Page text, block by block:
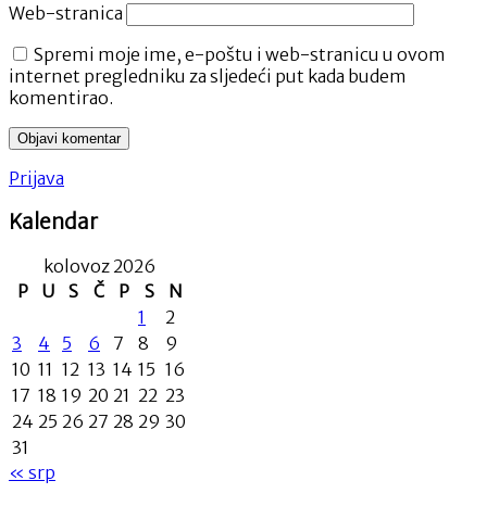
Web-stranica
Spremi moje ime, e-poštu i web-stranicu u ovom
internet pregledniku za sljedeći put kada budem
komentirao.
Prijava
Kalendar
kolovoz 2026
P
U S Č P S
N
1
2
3
4 5 6 7 8
9
10 11 12 13 14 15 16
17 18 19 20 21 22 23
24 25 26 27 28 29 30
31
« srp